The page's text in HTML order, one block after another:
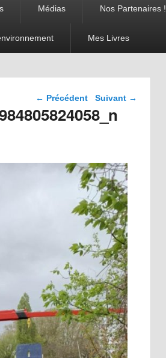
Médias Nos Partenaires !
Mes Livres
Navigation dans les
← Précédent Suivant →